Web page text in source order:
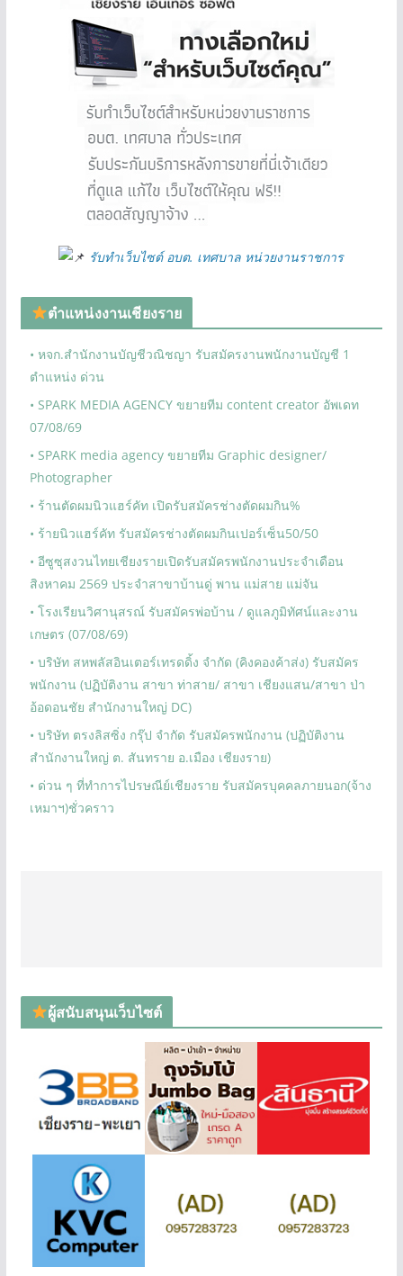
รับทำเว็บไซต์ อบต. เทศบาล หน่วยงานราชการ
ตำแหน่งงานเชียงราย
• หจก.สำนักงานบัญชีวณิชญา รับสมัครงานพนักงานบัญชี 1
ตำแหน่ง ด่วน
• SPARK MEDIA AGENCY ขยายทีม content creator อัพเดท
07/08/69
• SPARK media agency ขยายทีม Graphic designer/
Photographer
• ร้านตัดผมนิวแฮร์คัท เปิดรับสมัครช่างตัดผมกิน%
• ร้ายนิวแฮร์คัท รับสมัครช่างตัดผมกินเปอร์เซ็น50/50
• อีซูซุสงวนไทยเชียงรายเปิดรับสมัครพนักงานประจำเดือน
สิงหาคม 2569 ประจำสาขาบ้านดู่ พาน แม่สาย แม่จัน
• โรงเรียนวิศานุสรณ์ รับสมัครพ่อบ้าน / ดูแลภูมิทัศน์และงาน
เกษตร (07/08/69)
• บริษัท สหพลัสอินเตอร์เทรดดิ้ง จำกัด (คิงคองค้าส่ง) รับสมัคร
พนักงาน (ปฏิบัติงาน สาขา ท่าสาย/ สาขา เชียงแสน/สาขา ป่า
อ้อดอนชัย สำนักงานใหญ่ DC)
• บริษัท ตรงลิสซิ่ง กรุ๊ป จำกัด รับสมัครพนักงาน (ปฏิบัติงาน
สำนักงานใหญ่ ต. สันทราย อ.เมือง เชียงราย)
• ด่วน ๆ ที่ทำการไปรษณีย์เชียงราย รับสมัครบุคคลภายนอก(จ้าง
เหมาฯ)ชั่วคราว
ผู้สนับสนุนเว็บไซต์